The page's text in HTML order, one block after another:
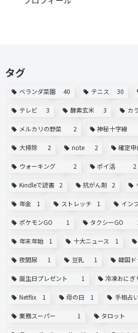
タグ
ベランダ菜園 40 テニス 30
テレビ 3 酵素玄米 3 カ
メルカリの野菜 2 神秘十字線
大掃除 2 note 2 確定申
ウォーキング 2 ポイ活 2
Kindleで読書 2 抗がん剤 2
年金 1 ストレッチ 1 イン
ポケモンGO 1 タクシーGO
年末年始 1 十大ニュース 1
夜間尿 1 豆乳 1 韓国ド
誕生日プレゼント 1 冷凍おにぎ
Netflix 1 母の日 1 手相占
業務スーパー 1 タロット